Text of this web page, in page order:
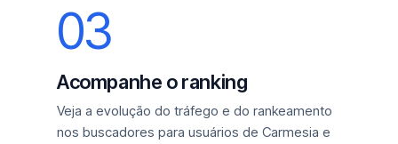
03
Acompanhe o ranking
Veja a evolução do tráfego e do rankeamento
nos buscadores para usuários de Carmesia e